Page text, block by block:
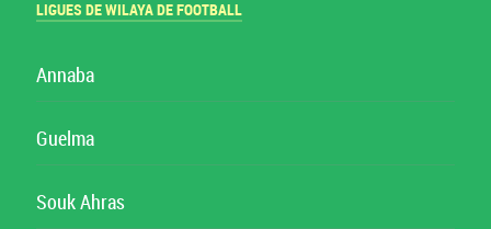
LIGUES DE WILAYA DE FOOTBALL
Annaba
Guelma
Souk Ahras